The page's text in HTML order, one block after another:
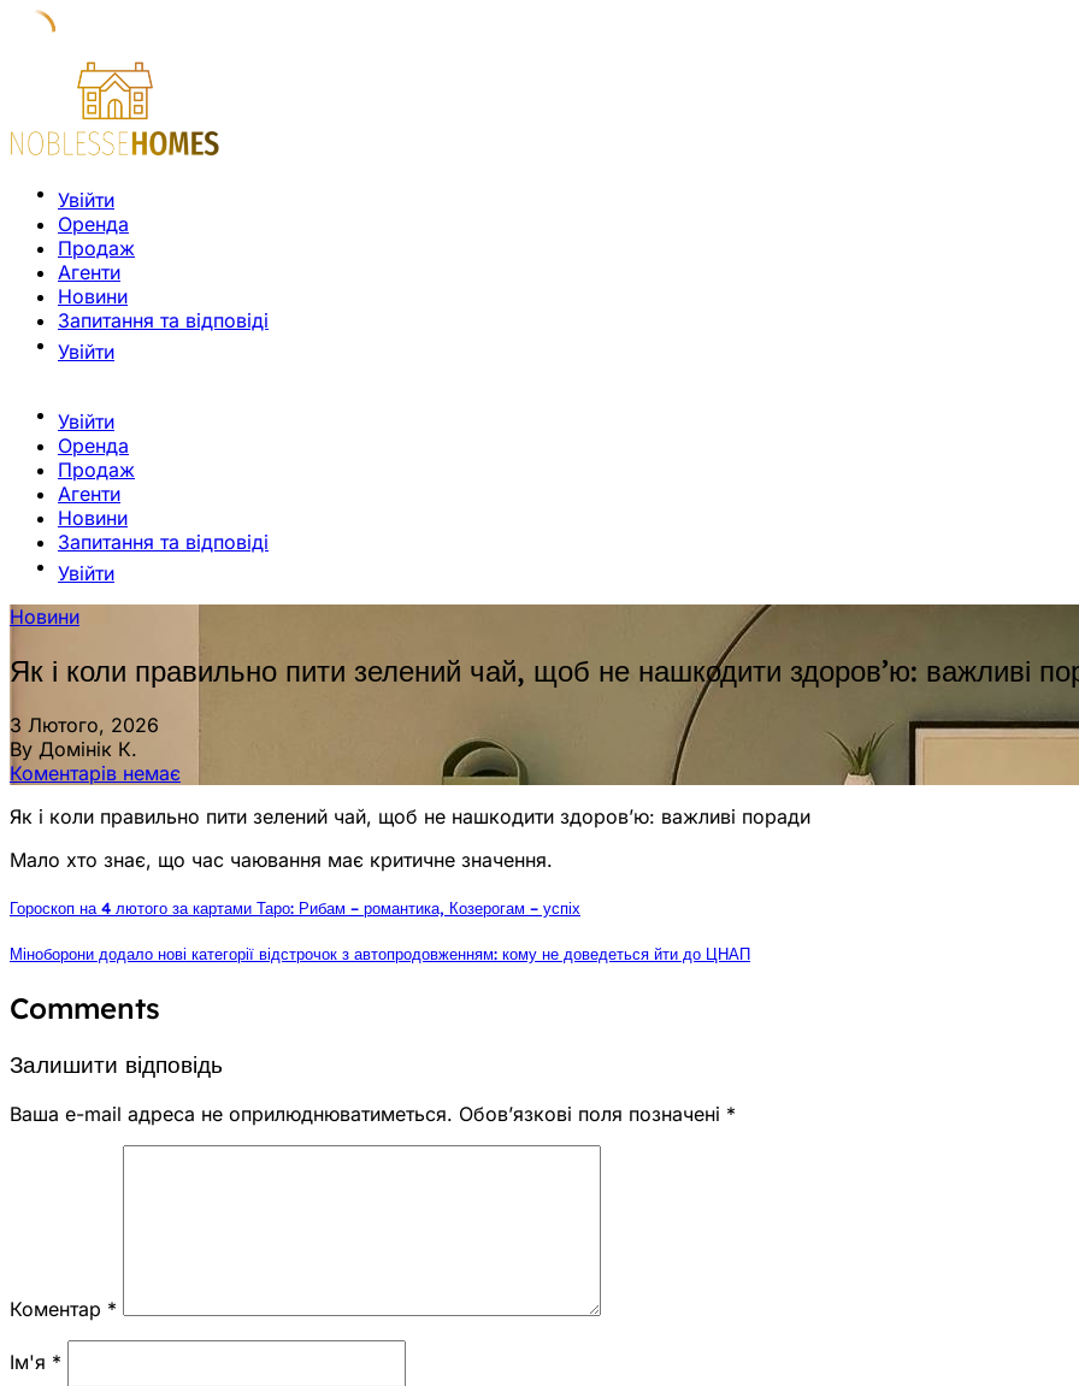
Увійти
Оренда
Продаж
Агенти
Новини
Запитання та відповіді
Увійти
Увійти
Оренда
Продаж
Агенти
Новини
Запитання та відповіді
Увійти
Новини
Як і коли правильно пити зелений чай, щоб не нашкодити здоров’ю: важливі
3 Лютого, 2026
By Домінік К.
Коментарів немає
Як і коли правильно пити зелений чай, щоб не нашкодити здоров’ю: важливі поради
Мало хто знає, що час чаювання має критичне значення.
Гороскоп на 4 лютого за картами Таро: Рибам – романтика, Козерогам – успіх
Міноборони додало нові категорії відстрочок з автопродовженням: кому не доведеться йти до ЦНАП
Comments
Залишити відповідь
Ваша e-mail адреса не оприлюднюватиметься. Обов’язкові поля позначені *
Коментар *
Ім'я *